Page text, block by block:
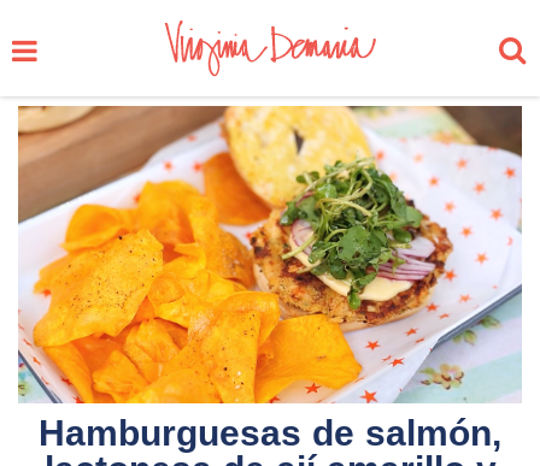
Hamburguesas de salmón,